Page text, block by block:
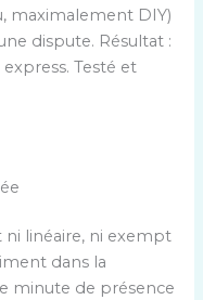
maximalement DIY)
dispute. Résultat :
Testé et
ni linéaire, ni exempt
dans la
minute de présence